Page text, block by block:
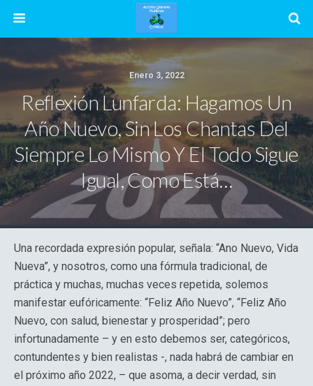
Enero 3, 2022
Reflexión Lunfarda: Hagamos Un
Año Nuevo, Sin Los Chantas Del
Siempre Lo Mismo Y El Todo Sigue
Igual, Como Está…
Una recordada expresión popular, señala: “Ano Nuevo, Vida
Nueva”, y nosotros, como una fórmula tradicional, de
práctica y muchas, muchas veces repetida, solemos
manifestar eufóricamente: “Feliz Año Nuevo”, “Feliz Año
Nuevo, con salud, bienestar y prosperidad”; pero
infortunadamente – y en esto debemos ser, categóricos,
contundentes y bien realistas -, nada habrá de cambiar en
el próximo año 2022, – que asoma, a decir verdad, sin